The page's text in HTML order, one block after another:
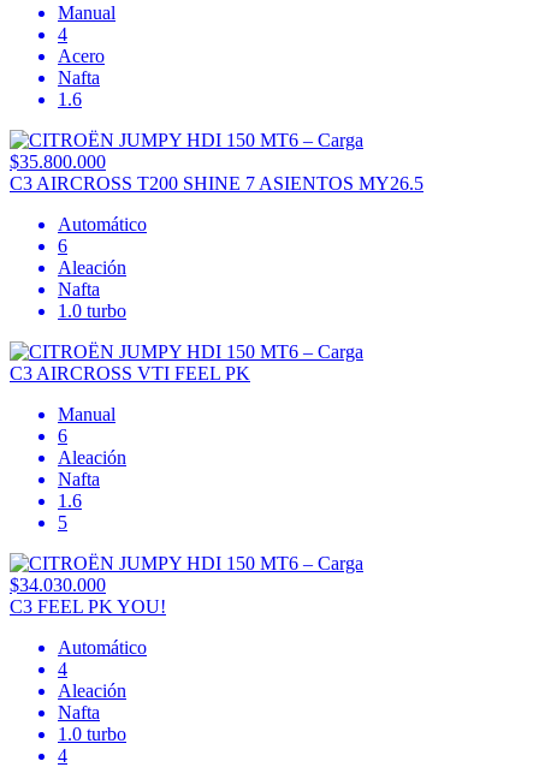
Manual
4
Acero
Nafta
1.6
$35.800.000
C3 AIRCROSS T200 SHINE 7 ASIENTOS MY26.5
Automático
6
Aleación
Nafta
1.0 turbo
C3 AIRCROSS VTI FEEL PK
Manual
6
Aleación
Nafta
1.6
5
$34.030.000
C3 FEEL PK YOU!
Automático
4
Aleación
Nafta
1.0 turbo
4